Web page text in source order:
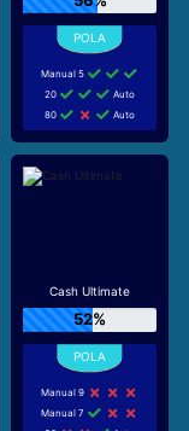
Manual 5
20
Auto
80
Auto
Cash Ultimate
52%
Manual 9
Manual 7